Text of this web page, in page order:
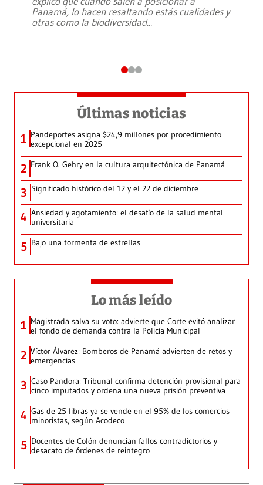
Panamá, lo hacen resaltando estás cualidades y
otras como la biodiversidad...
Últimas noticias
1 Pandeportes asigna $24,9 millones por procedimiento
excepcional en 2025
2 Frank O. Gehry en la cultura arquitectónica de Panamá
3 Significado histórico del 12 y el 22 de diciembre
4 Ansiedad y agotamiento: el desafío de la salud mental
universitaria
5 Bajo una tormenta de estrellas
Lo más leído
1 Magistrada salva su voto: advierte que Corte evitó analizar
el fondo de demanda contra la Policía Municipal
2 Víctor Álvarez: Bomberos de Panamá advierten de retos y
emergencias
3 Caso Pandora: Tribunal confirma detención provisional para
cinco imputados y ordena una nueva prisión preventiva
4 Gas de 25 libras ya se vende en el 95% de los comercios
minoristas, según Acodeco
5 Docentes de Colón denuncian fallos contradictorios y
desacato de órdenes de reintegro